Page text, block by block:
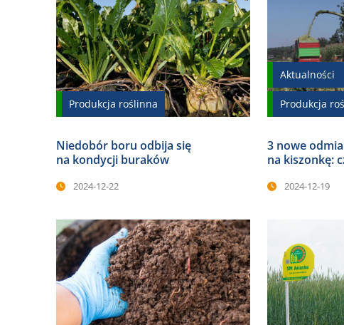
Produkcja roślinna
Niedobór boru odbija się
na kondycji buraków
2024-12-22
Aktualności
Produkcja
3 nowe
na kiszonkę:
2024-12-19